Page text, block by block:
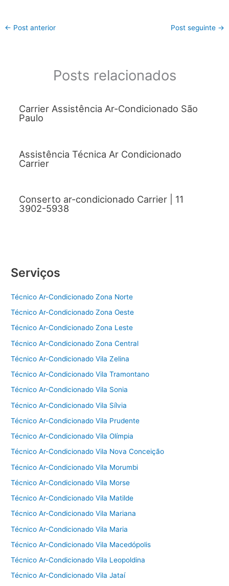
← Post anterior Post seguinte →
Posts relacionados
Carrier Assistência Ar-Condicionado São
Paulo
Assistência Técnica Ar Condicionado
Carrier
Conserto ar-condicionado Carrier | 11
3902-5938
Serviços
Técnico Ar-Condicionado Zona Norte
Técnico Ar-Condicionado Zona Oeste
Técnico Ar-Condicionado Zona Leste
Técnico Ar-Condicionado Zona Central
Técnico Ar-Condicionado Vila Zelina
Técnico Ar-Condicionado Vila Tramontano
Técnico Ar-Condicionado Vila Sonia
Técnico Ar-Condicionado Vila Sílvia
Técnico Ar-Condicionado Vila Prudente
Técnico Ar-Condicionado Vila Olímpia
Técnico Ar-Condicionado Vila Nova Conceição
Técnico Ar-Condicionado Vila Morumbi
Técnico Ar-Condicionado Vila Morse
Técnico Ar-Condicionado Vila Matilde
Técnico Ar-Condicionado Vila Mariana
Técnico Ar-Condicionado Vila Maria
Técnico Ar-Condicionado Vila Macedópolis
Técnico Ar-Condicionado Vila Leopoldina
Técnico Ar-Condicionado Vila Jataí